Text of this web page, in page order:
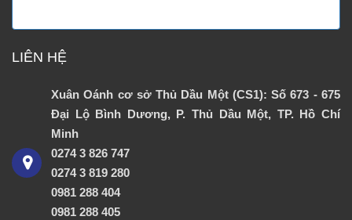
LIÊN HỆ
Xuân Oánh cơ sở Thủ Dầu Một (CS1): Số 673 - 675
Đại Lộ Bình Dương, P. Thủ Dầu Một, TP. Hồ Chí
Minh
0274 3 826 747
0274 3 819 280
0981 288 404
0981 288 405